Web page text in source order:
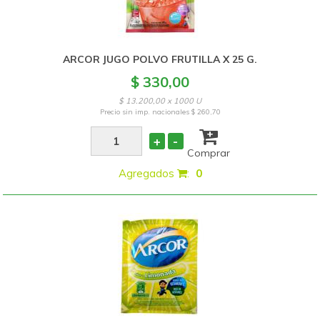
ARCOR JUGO POLVO FRUTILLA X 25 G.
$ 330,00
$ 13.200,00 x 1000 U
Precio sin imp. nacionales $ 260,70
+ -
Comprar
Agregados : 0